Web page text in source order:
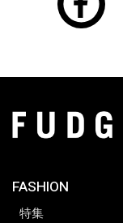
FASHION
特集